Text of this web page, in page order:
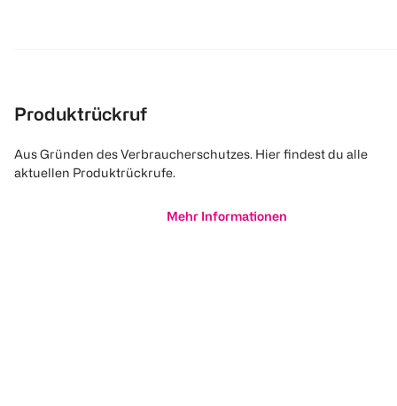
Produktrückruf
Aus Gründen des Verbraucherschutzes. Hier findest du alle
aktuellen Produktrückrufe.
Mehr Informationen